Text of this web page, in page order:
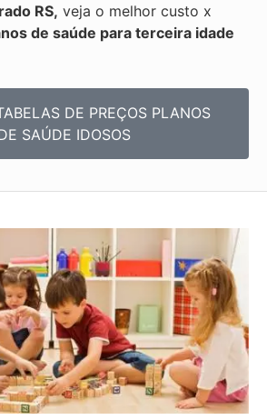
RS, veja o melhor custo x
de saúde para terceira idade
DE PREÇOS PLANOS
SAÚDE IDOSOS